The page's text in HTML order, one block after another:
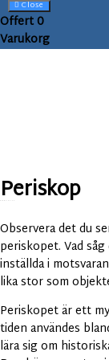
Close
Offert0
Varukorg
Periskop
Observera det du
periskopet. Vad
inställda i
lika stor som
Periskopet är ett
tiden användes
lära sig om